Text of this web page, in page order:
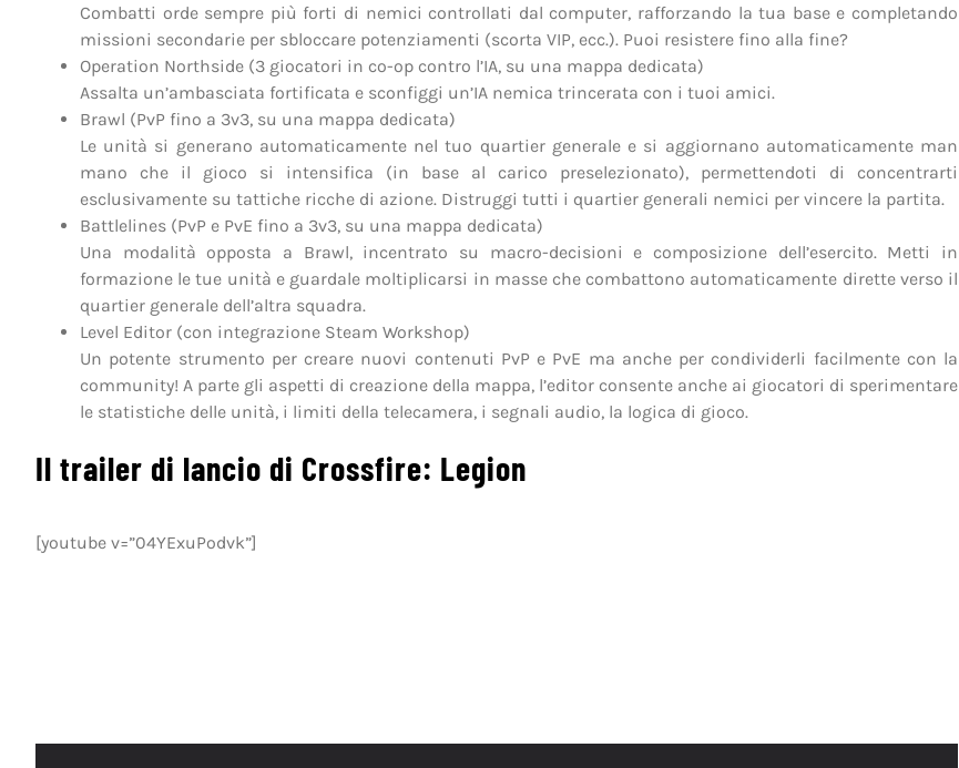
Combatti orde sempre più forti di nemici controllati dal computer, rafforzando la tua base e completando
missioni secondarie per sbloccare potenziamenti (scorta VIP, ecc.). Puoi resistere fino alla fine?
Operation Northside (3 giocatori in co-op contro l’IA, su una mappa dedicata)
Assalta un’ambasciata fortificata e sconfiggi un’IA nemica trincerata con i tuoi amici.
Brawl (PvP fino a 3v3, su una mappa dedicata)
Le unità si generano automaticamente nel tuo quartier generale e si aggiornano automaticamente man
mano che il gioco si intensifica (in base al carico preselezionato), permettendoti di concentrarti
esclusivamente su tattiche ricche di azione. Distruggi tutti i quartier generali nemici per vincere la partita.
Battlelines (PvP e PvE fino a 3v3, su una mappa dedicata)
Una modalità opposta a Brawl, incentrato su macro-decisioni e composizione dell’esercito. Metti in
formazione le tue unità e guardale moltiplicarsi in masse che combattono automaticamente dirette verso il
quartier generale dell’altra squadra.
Level Editor (con integrazione Steam Workshop)
Un potente strumento per creare nuovi contenuti PvP e PvE ma anche per condividerli facilmente con la
community! A parte gli aspetti di creazione della mappa, l’editor consente anche ai giocatori di sperimentare
le statistiche delle unità, i limiti della telecamera, i segnali audio, la logica di gioco.
Il trailer di lancio di Crossfire: Legion
[youtube v=”04YExuPodvk”]